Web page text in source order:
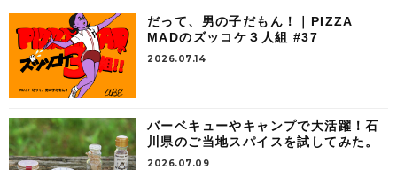
だって、男の子だもん！｜PIZZA
MADのズッコケ３人組 #37
2026.07.14
バーベキューやキャンプで大活躍！石
川県のご当地スパイスを試してみた。
2026.07.09